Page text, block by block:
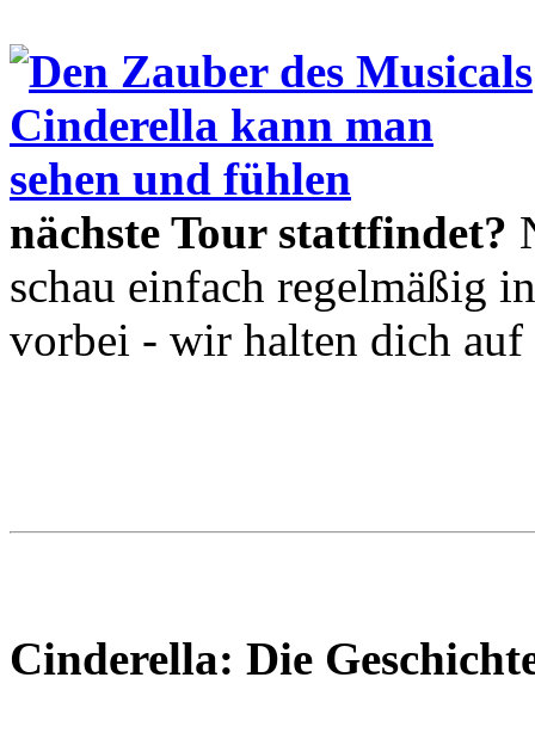
nächste Tour stattfindet?
schau einfach regelmäßig
vorbei - wir halten dich auf
Cinderella: Die